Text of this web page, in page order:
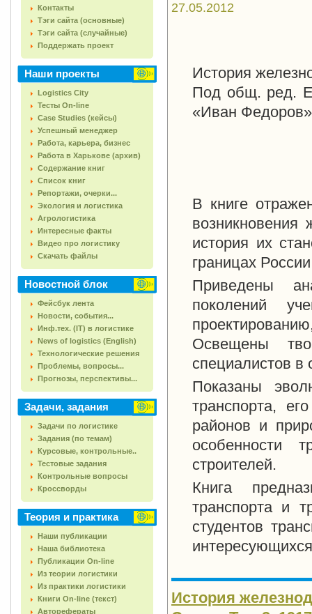
Контакты
Тэги сайта (основные)
Тэги сайта (случайные)
Поддержать проект
Наши проекты
Logistics City
Тесты On-line
Case Studies (кейсы)
Успешный менеджер
Работа, карьера, бизнес
Работа в Харькове (архив)
Содержание книг
Список книг
Репортажи, очерки...
Экология и логистика
Агрологистика
Интересные факты
Видео про логистику
Скачать файлы
Новостной блок
Фейсбук лента
Новости, события...
Инф.тех. (IT) в логистике
News of logistics (English)
Технологические решения
Проблемы, вопросы...
Прогнозы, перспективы...
Задачи, задания
Задачи по логистике
Задания (по темам)
Курсовые, контрольные..
Тестовые задания
Контрольные вопросы
Кроссворды
Теория и практика
Наши публикации
Наша библиотека
Публикации On-line
Из теории логистики
Из практики логистики
Книги On-line (текст)
Авторефераты
27.05.2012
История
Под общ. ред.
«Иван
В книге
возникновения
история их
границах
Приведены
поколений
Освещены
специалистов в
Показаны
транспорта,
районов и
особенности
строителей.
Книга
транспорта и
студентов
История